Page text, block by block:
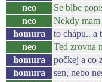
neo
Se blbe
neo
Nekdy mam
homura
to chápu.. a
neo
Ted zrovna
homura
počkej a co
homura
sen, nebo